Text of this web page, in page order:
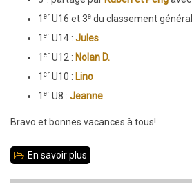
1 er U16 et 3e du classement
1 er U14 : Jules
1 er U12 : Nolan D.
1 er U10 : Lino
1 er U8 : Jeanne
Bravo et bonnes vacances à tous!
En savoir plus